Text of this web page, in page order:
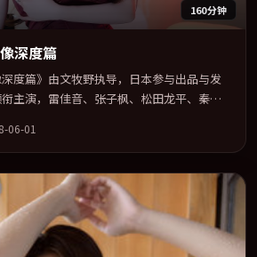
160分钟
深度篇
深度篇》由文牧野执导，日本参与出品与发
主演，雷佳音、张子枫、松田龙平、秦昊
叙事、表演与视听上力求统一。定于
及主流平台同步亮相，2018 年度话题片中口
与人物弧光的观众完整观看。
06-01